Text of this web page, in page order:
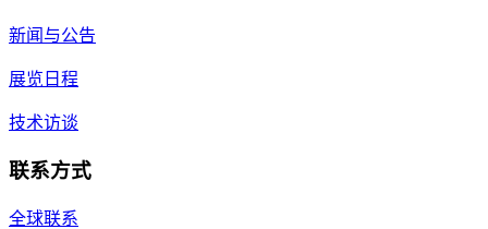
新闻与公告
展览日程
技术访谈
联系方式
全球联系